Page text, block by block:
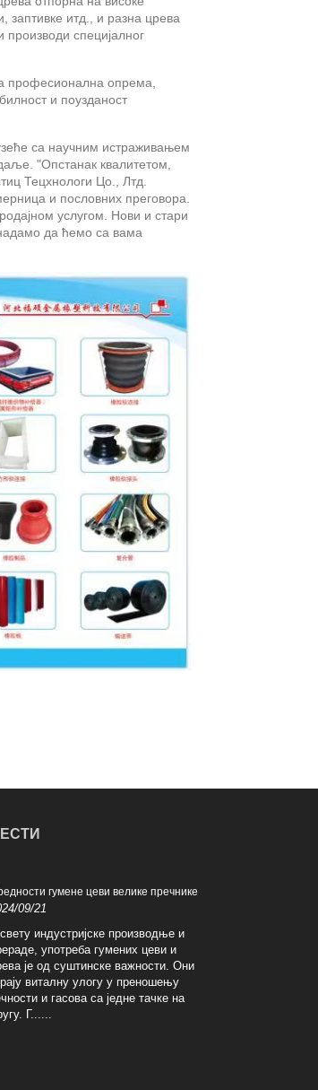
заптивке итд., и разна црева
специјалног
професионална опрема,
и поузданост
са научним истраживањем
"Опстанак квалитетом,
Тецхнологи Цо., Лтд.
и пословних преговора.
услугом. Нови и стари
да ћемо са вама
гумене цеви велике пречнике
09/21
индустријске производње и
употреба гумених цеви и
је од суштинске важности. Они
виталну улогу у преношењу
и гасова са једне тачке на
Г......